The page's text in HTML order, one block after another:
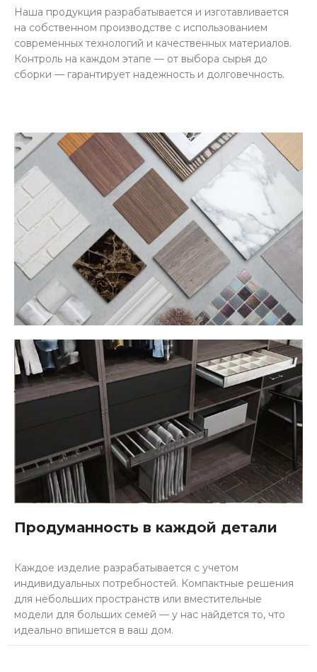
Наша продукция разрабатывается и изготавливается
на собственном производстве с использованием
современных технологий и качественных материалов.
Контроль на каждом этапе — от выбора сырья до
сборки — гарантирует надежность и долговечность.
Продуманность в каждой детали
Каждое изделие разрабатывается с учетом
индивидуальных потребностей. Компактные решения
для небольших пространств или вместительные
модели для больших семей — у нас найдется то, что
идеально впишется в ваш дом.